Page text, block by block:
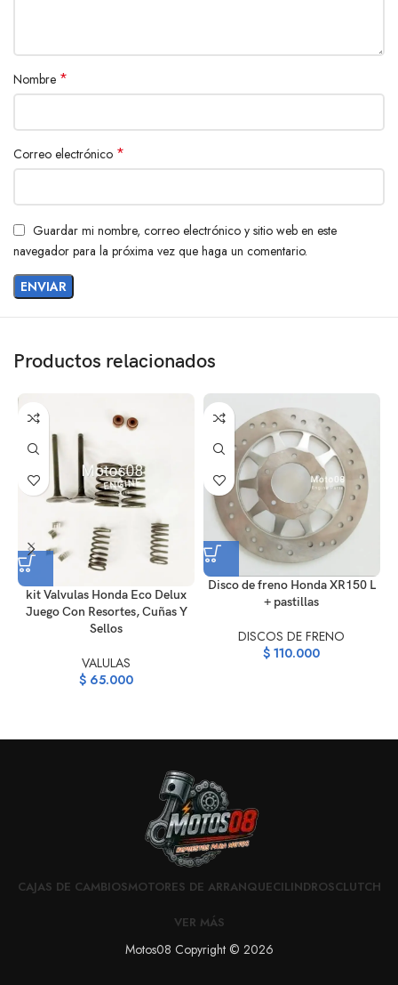
Nombre *
Correo electrónico *
Guardar mi nombre, correo electrónico y sitio web en este
navegador para la próxima vez que haga un comentario.
Productos relacionados
kit Valvulas Honda Eco Delux
Juego Con Resortes, Cuñas Y
Sellos
VALULAS
$ 65.000
Disco de freno Honda XR150 L
+ pastillas
DISCOS DE FRENO
$ 110.000
CAJAS DE CAMBIOSMOTORES DE ARRANQUECILINDROSCLUTCH
VER MÁS
Motos08 Copyright © 2026